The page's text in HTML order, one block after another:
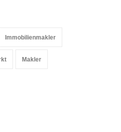
Immobilienmakler
Makler